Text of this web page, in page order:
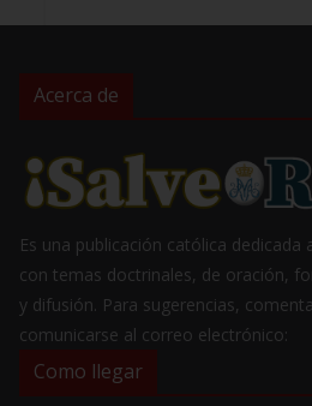
Acerca de
Es una publicación católica dedicada
con temas doctrinales, de oración,
y difusión. Para sugerencias,
comunicarse al correo electrónico:
Como llegar